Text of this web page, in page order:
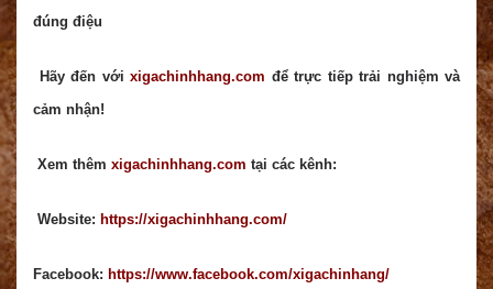
đúng điệu
Hãy đến với xigachinhhang.com để trực tiếp trải nghiệm và
cảm nhận!
Xem thêm xigachinhhang.com tại các kênh:
Website: https://xigachinhhang.com/
Facebook: https://www.facebook.com/xigachinhang/